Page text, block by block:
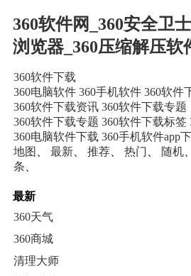
360软件网_360安全卫
浏览器_360压缩解压软
360软件下载
360电脑软件 360手机软件 360软件
360软件下载资讯 360软件下载专题
360软件下载专题 360软件下载标签
360电脑软件下载 360手机软件app
地图
最新 推荐 热门 随机
条
最新
360天气
360商城
清理大师